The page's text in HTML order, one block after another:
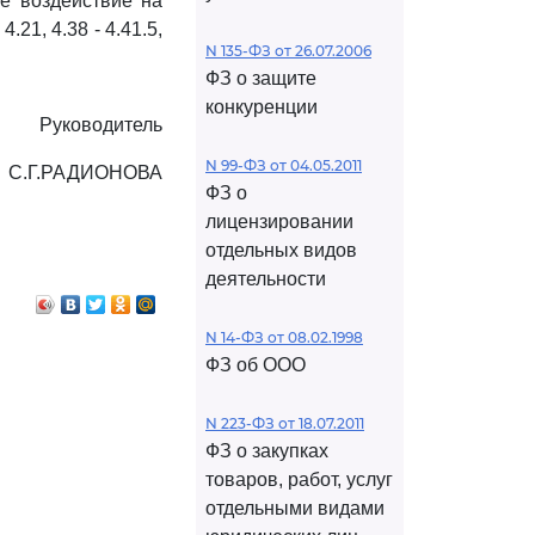
4.38 - 4.41.5,
Руководитель
С.Г.РАДИОНОВА
N 135-ФЗ от 26.07.2006
ФЗ о защите
конкуренции
N 99-ФЗ от 04.05.2011
ФЗ о
лицензировании
отдельных видов
деятельности
N 14-ФЗ от 08.02.1998
ФЗ об ООО
N 223-ФЗ от 18.07.2011
ФЗ о закупках
товаров, работ, услуг
отдельными видами